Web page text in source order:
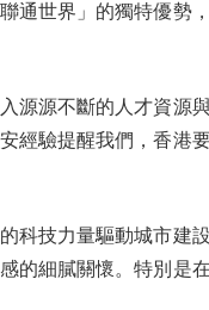
通世界」的獨特優勢
源不斷的人才資源
經驗提醒我們，香港
技力量驅動城市建
的細膩關懷。特別是